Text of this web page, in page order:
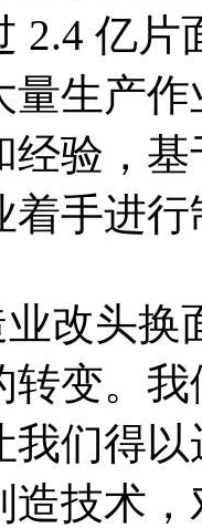
亿片面
生产作
验，
着手进
改头换
转变。
我们得以
技术